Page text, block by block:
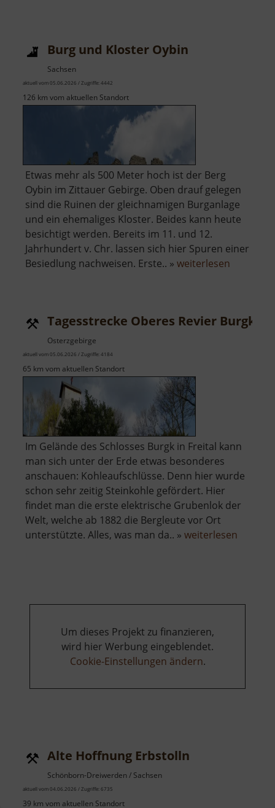
Burg und Kloster Oybin
Sachsen
aktuell vom 05.06.2026 / Zugriffe: 4442
126 km vom aktuellen Standort
Etwas mehr als 500 Meter hoch ist der Berg
Oybin im Zittauer Gebirge. Oben drauf gelegen
sind die Ruinen der gleichnamigen Burganlage
und ein ehemaliges Kloster. Beides kann heute
besichtigt werden. Bereits im 11. und 12.
Jahrhundert v. Chr. lassen sich hier Spuren einer
Besiedlung nachweisen. Erste.. » weiterlesen
Oybin
Tagesstrecke Oberes Revier Burgk
Osterzgebirge
aktuell vom 05.06.2026 / Zugriffe: 4184
65 km vom aktuellen Standort
Im Gelände des Schlosses Burgk in Freital kann
man sich unter der Erde etwas besonderes
anschauen: Kohleaufschlüsse. Denn hier wurde
schon sehr zeitig Steinkohle gefördert. Hier
findet man die erste elektrische Grubenlok der
Welt, welche ab 1882 die Bergleute vor Ort
unterstützte. Alles, was man da.. » weiterlesen
Um dieses Projekt zu finanzieren,
wird hier Werbung eingeblendet.
Cookie-Einstellungen ändern.
Alte Hoffnung Erbstolln
Schönborn-Dreiwerden / Sachsen
aktuell vom 04.06.2026 / Zugriffe: 6735
39 km vom aktuellen Standort